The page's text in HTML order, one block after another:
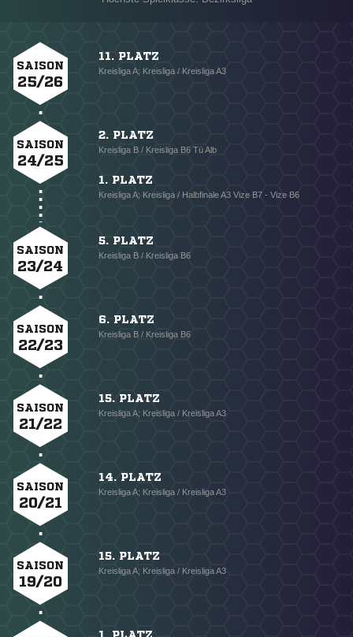
SAISON
25/26
11. PLATZ
Kreisliga A; Kreisliga / Kreisliga A3
SAISON
24/25
2. PLATZ
Kreisliga B / Kreisliga B6 Tü Alb
1. PLATZ
Kreisliga A; Kreisliga / Halbfinale A3 Vize B7 - Vize B6
SAISON
23/24
5. PLATZ
Kreisliga B / Kreisliga B6
SAISON
22/23
6. PLATZ
Kreisliga B / Kreisliga B6
SAISON
21/22
15. PLATZ
Kreisliga A; Kreisliga / Kreisliga A3
SAISON
20/21
14. PLATZ
Kreisliga A; Kreisliga / Kreisliga A3
SAISON
19/20
15. PLATZ
Kreisliga A; Kreisliga / Kreisliga A3